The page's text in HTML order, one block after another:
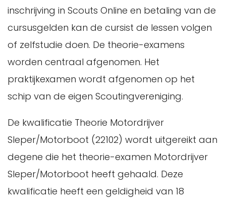
inschrijving in Scouts Online en betaling van de
cursusgelden kan de cursist de lessen volgen
of zelfstudie doen. De theorie-examens
worden centraal afgenomen. Het
praktijkexamen wordt afgenomen op het
schip van de eigen Scoutingvereniging.
De kwalificatie Theorie Motordrijver
Sleper/Motorboot (22102) wordt uitgereikt aan
degene die het theorie-examen Motordrijver
Sleper/Motorboot heeft gehaald. Deze
kwalificatie heeft een geldigheid van 18